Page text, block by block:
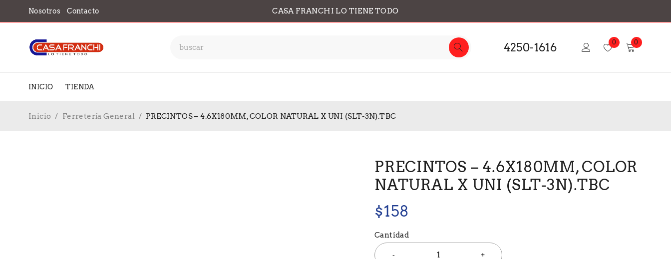
Nosotros Contacto CASA FRANCHI LO TIENE TODO
4250-1616 0 0
INICIO TIENDA
Inicio / Ferretería General / PRECINTOS – 4.6X180MM, COLOR NATURAL X UNI (SLT-3N).TBC
PRECINTOS – 4.6X180MM, COLOR
NATURAL X UNI (SLT-3N).TBC
$158
Cantidad